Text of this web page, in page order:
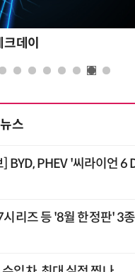
데이
스
] BYD, PHEV '씨라이언 6
리즈 등 '8월 한정판' 3